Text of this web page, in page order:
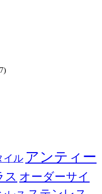
イル アンティー
ス オーダーサイ